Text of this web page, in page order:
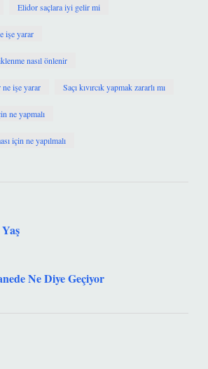
Elidor saçlara iyi gelir mi
işe yarar
nasıl önlenir
işe yarar Saçı kıvırcık yapmak zararlı mı
ne yapmalı
için ne yapılmalı
Ne Diye Geçiyor